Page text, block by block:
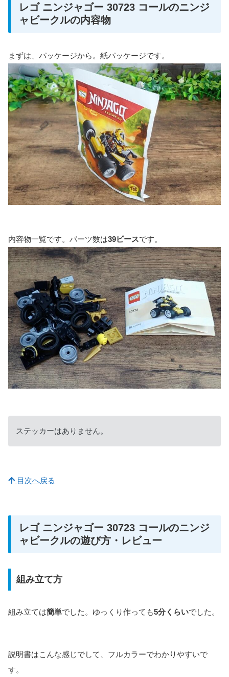
レゴ ニンジャゴー 30723 コールのニンジ
ャビークルの内容物
まずは、パッケージから。紙パッケージです。
内容物一覧です。パーツ数は39ピースです。
ステッカーはありません。
目次へ戻る
レゴ ニンジャゴー 30723 コールのニンジ
ャビークルの遊び方・レビュー
組み立て方
組み立ては簡単でした。ゆっくり作っても5分くらいでした。
説明書はこんな感じでして、フルカラーでわかりやすいで
す。